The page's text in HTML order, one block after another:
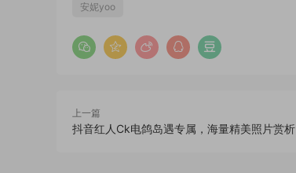
安妮yoo
上一篇
抖音红人Ck电鸽岛遇专属，海量精美照片赏析